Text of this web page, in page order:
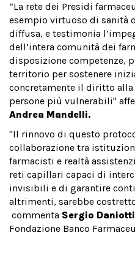
“La rete dei Presidi
esempio virtuoso di sanità
diffusa, e testimonia
dell’intera comunità dei
disposizione competenze,
territorio per sostenere
concretamente il diritto
persone più vulnerabili"
Andrea Mandelli.
"Il rinnovo di questo
collaborazione tra
farmacisti e realtà
reti capillari capaci di
invisibili e di garantire
altrimenti, sarebbe
commenta Sergio Daniotti
Fondazione Banco